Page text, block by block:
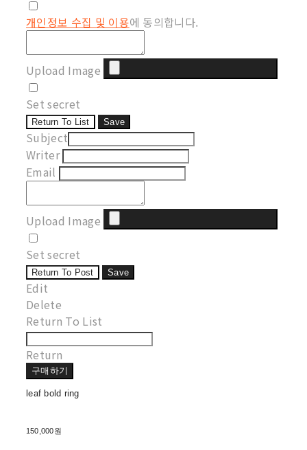
개인정보 수집 및 이용에 동의합니다.
Upload Image
Set secret
Return To List Save
Subject
Writer
Email
Upload Image
Set secret
Return To Post Save
Edit
Delete
Return To List
Return
구매하기
leaf bold ring
150,000원